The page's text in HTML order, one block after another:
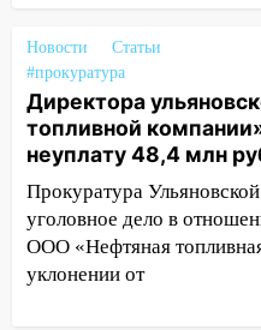
клуба «Рекорд-
15:34 После
прокуратуры в
области привели в
площадки
15:27 Прокуратура
капремонт школы в
15:08 В Кузоватово
Новости
Статьи
#прокуратура
Директора
топливной
неуплату 48,4 млн
Прокуратура
уголовное дело в
ООО «Нефтяная
уклонении от